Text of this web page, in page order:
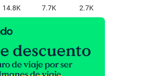
14.8K 7.7K 2.7K